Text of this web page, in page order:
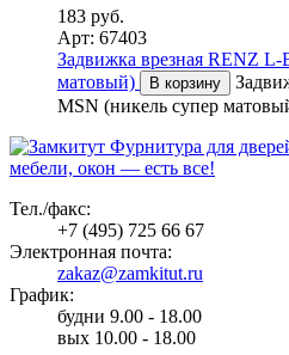
183 руб.
Арт: 67403
Задвижка врезная RENZ
матовый)
В корзину
MSN (никель супер
Фурнитура для
мебели, окон — есть все!
Тел./факс:
+7 (495) 725 66 67
Электронная почта:
zakaz@zamkitut.ru
График:
будни 9.00 - 18.00
вых 10.00 - 18.00